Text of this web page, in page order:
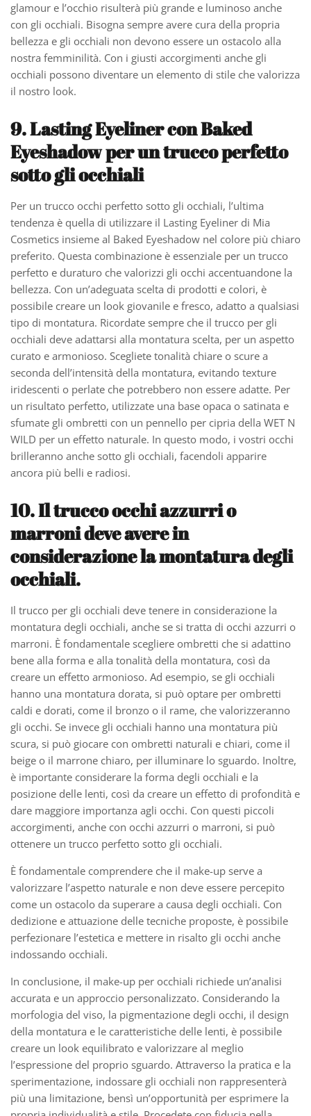
glamour e l’occhio risulterà più grande e luminoso anche
con gli occhiali. Bisogna sempre avere cura della propria
bellezza e gli occhiali non devono essere un ostacolo alla
nostra femminilità. Con i giusti accorgimenti anche gli
occhiali possono diventare un elemento di stile che valorizza
il nostro look.
9. Lasting Eyeliner con Baked
Eyeshadow per un trucco perfetto
sotto gli occhiali
Per un trucco occhi perfetto sotto gli occhiali, l’ultima
tendenza è quella di utilizzare il Lasting Eyeliner di Mia
Cosmetics insieme al Baked Eyeshadow nel colore più chiaro
preferito. Questa combinazione è essenziale per un trucco
perfetto e duraturo che valorizzi gli occhi accentuandone la
bellezza. Con un’adeguata scelta di prodotti e colori, è
possibile creare un look giovanile e fresco, adatto a qualsiasi
tipo di montatura. Ricordate sempre che il trucco per gli
occhiali deve adattarsi alla montatura scelta, per un aspetto
curato e armonioso. Scegliete tonalità chiare o scure a
seconda dell’intensità della montatura, evitando texture
iridescenti o perlate che potrebbero non essere adatte. Per
un risultato perfetto, utilizzate una base opaca o satinata e
sfumate gli ombretti con un pennello per cipria della WET N
WILD per un effetto naturale. In questo modo, i vostri occhi
brilleranno anche sotto gli occhiali, facendoli apparire
ancora più belli e radiosi.
10. Il trucco occhi azzurri o
marroni deve avere in
considerazione la montatura degli
occhiali.
Il trucco per gli occhiali deve tenere in considerazione la
montatura degli occhiali, anche se si tratta di occhi azzurri o
marroni. È fondamentale scegliere ombretti che si adattino
bene alla forma e alla tonalità della montatura, così da
creare un effetto armonioso. Ad esempio, se gli occhiali
hanno una montatura dorata, si può optare per ombretti
caldi e dorati, come il bronzo o il rame, che valorizzeranno
gli occhi. Se invece gli occhiali hanno una montatura più
scura, si può giocare con ombretti naturali e chiari, come il
beige o il marrone chiaro, per illuminare lo sguardo. Inoltre,
è importante considerare la forma degli occhiali e la
posizione delle lenti, così da creare un effetto di profondità e
dare maggiore importanza agli occhi. Con questi piccoli
accorgimenti, anche con occhi azzurri o marroni, si può
ottenere un trucco perfetto sotto gli occhiali.
È fondamentale comprendere che il make-up serve a
valorizzare l’aspetto naturale e non deve essere percepito
come un ostacolo da superare a causa degli occhiali. Con
dedizione e attuazione delle tecniche proposte, è possibile
perfezionare l’estetica e mettere in risalto gli occhi anche
indossando occhiali.
In conclusione, il make-up per occhiali richiede un’analisi
accurata e un approccio personalizzato. Considerando la
morfologia del viso, la pigmentazione degli occhi, il design
della montatura e le caratteristiche delle lenti, è possibile
creare un look equilibrato e valorizzare al meglio
l’espressione del proprio sguardo. Attraverso la pratica e la
sperimentazione, indossare gli occhiali non rappresenterà
più una limitazione, bensì un’opportunità per esprimere la